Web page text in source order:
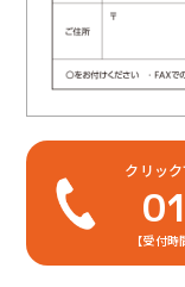
クリッ
【受付